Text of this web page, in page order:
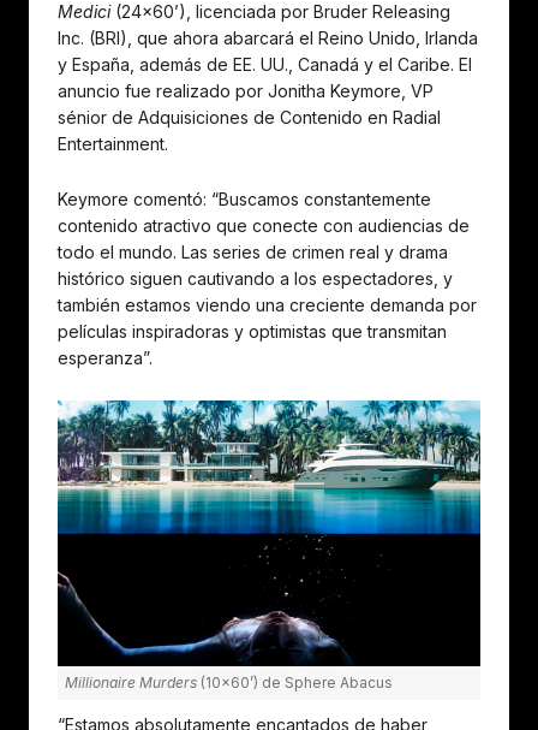
Medici(24×60’), licenciada por Bruder Releasing
Inc. (BRI), que ahora abarcará el Reino Unido, Irlanda
y España, además de EE. UU., Canadá y el Caribe. El
anuncio fue realizado por Jonitha Keymore, VP
sénior de Adquisiciones de Contenido en Radial
Entertainment.
Keymore comentó: “Buscamos constantemente
contenido atractivo que conecte con audiencias de
todo el mundo. Las series de crimen real y drama
histórico siguen cautivando a los espectadores, y
también estamos viendo una creciente demanda por
películas inspiradoras y optimistas que transmitan
esperanza”.
Millionaire Murders (10×60’) de Sphere Abacus
“Estamos absolutamente encantados de haber